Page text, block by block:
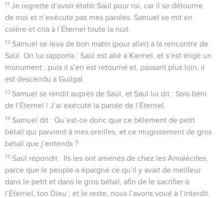
11 Je regrette d’avoir établi Saül pour roi, car il se détourne
de moi et n’exécute pas mes paroles. Samuel se mit en
colère et cria à l’Éternel toute la nuit.
12 Samuel se leva de bon matin (pour aller) à la rencontre de
Saül. On lui rapporta : Saül est allé à Karmel, et s’est érigé un
monument ; puis il s’en est retourné et, passant plus loin, il
est descendu à Guilgal.
13 Samuel se rendit auprès de Saül, et Saül lui dit : Sois béni
de l’Éternel ! J’ai exécuté la parole de l’Éternel.
14 Samuel dit : Qu’est-ce donc que ce bêlement de petit
bétail qui parvient à mes oreilles, et ce mugissement de gros
bétail que j’entends ?
15 Saül répondit : Ils les ont amenés de chez les Amalécites,
parce que le peuple a épargné ce qu’il y avait de meilleur
dans le petit et dans le gros bétail, afin de le sacrifier à
l’Éternel, ton Dieu ; et le reste, nous l’avons voué à l’interdit.